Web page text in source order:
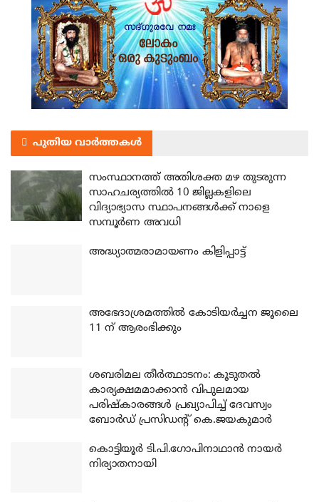
പുതിയ വാർത്തകൾ
സംസ്ഥാനത്ത് അതിശക്ത മഴ തുടരുന്ന
സാഹചര്യത്തിൽ 10 ജില്ലകളിലെ
വിദ്യാഭ്യാസ സ്ഥാപനങ്ങൾക്ക് നാളെ
സമ്പൂർണ അവധി
അദ്ധ്യാത്മരാമായണം കിളിപ്പാട്ട്
അഭേദാശ്രമത്തില്‍ കോടിയര്‍ച്ചന ജൂലൈ
11 ന് ആരംഭിക്കും
ശബരിമല തീര്‍ത്ഥാടനം: കൂടുതല്‍
കാര്യക്ഷമമാക്കാന്‍ വിപുലമായ
പരിഷ്‌കാരങ്ങള്‍ പ്രഖ്യാപിച്ച് ദേവസ്വം
ബോര്‍ഡ് പ്രസിഡന്റ് കെ.ജയകുമാര്‍
കൊട്ടിയൂര്‍ ടി.പി.ഗോപിനാഥാന്‍ നായര്‍
നിര്യാതനായി